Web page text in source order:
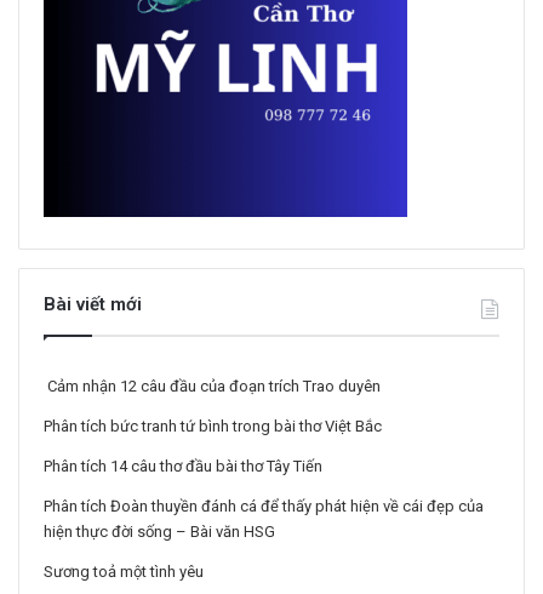
Bài viết mới
Cảm nhận 12 câu đầu của đoạn trích Trao duyên
Phân tích bức tranh tứ bình trong bài thơ Việt Bắc
Phân tích 14 câu thơ đầu bài thơ Tây Tiến
Phân tích Đoàn thuyền đánh cá để thấy phát hiện về cái đẹp của
hiện thực đời sống – Bài văn HSG
Sương toả một tình yêu